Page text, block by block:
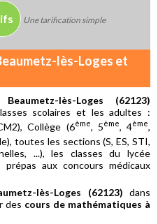
Une tarification simple
lès-Loges et
lès-Loges (62123)
scolaires et les adultes :
Collège (6ème, 5ème, 4ème,
toutes les sections (S, ES, STI,
...), les classes du lycée
aux concours médicaux
lès-Loges (62123) dans
des cours de mathématiques à